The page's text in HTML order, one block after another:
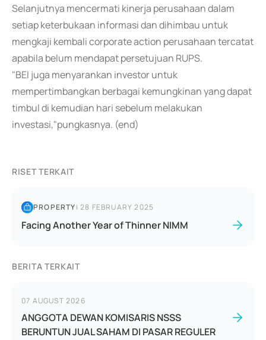
Selanjutnya mencermati kinerja perusahaan dalam
setiap keterbukaan informasi dan dihimbau untuk
mengkaji kembali corporate action perusahaan tercatat
apabila belum mendapat persetujuan RUPS.
"BEI juga menyarankan investor untuk
mempertimbangkan berbagai kemungkinan yang dapat
timbul di kemudian hari sebelum melakukan
investasi,"pungkasnya. (end)
RISET TERKAIT
PROPERTY|28 FEBRUARY 2025
Facing Another Year of Thinner NIMM
BERITA TERKAIT
07 AUGUST 2026
ANGGOTA DEWAN KOMISARIS NSSS
BERUNTUN JUAL SAHAM DI PASAR REGULER